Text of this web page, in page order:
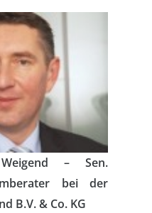
– Sen.
bei der
B.V. & Co. KG